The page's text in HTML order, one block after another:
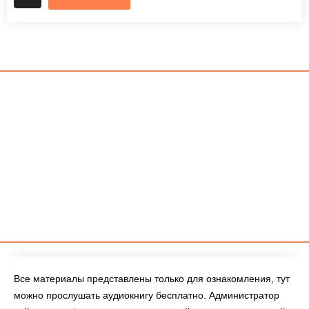
Все материалы представлены только для ознакомления, тут
можно прослушать аудиокнигу бесплатно. Администратор